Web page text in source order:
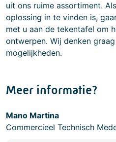
uit ons ruime assortiment.
oplossing in te vinden is,
met u aan de tekentafel om
ontwerpen. Wij denken
mogelijkheden.
Meer informatie?
Mano Martina
Commercieel Technisch